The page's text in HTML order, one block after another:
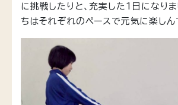
に挑戦したりと、充実した1日になり
ちはそれぞれのペースで元気に楽しん